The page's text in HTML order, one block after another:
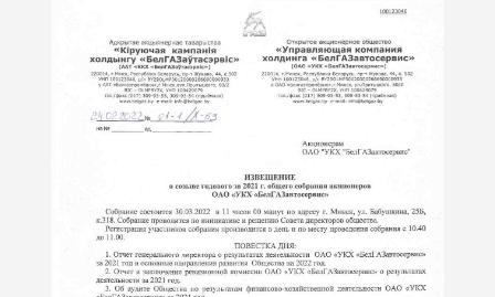
ОТПРАВИТЬ
Какой автомобиль рассматриваете